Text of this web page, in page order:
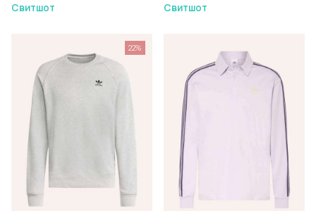
Свитшот
Свитшот
22%